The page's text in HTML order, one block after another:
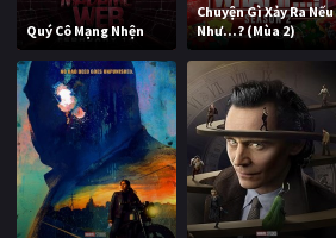
Quý Cô Mạng Nhện
Chuyện Gì Xảy Ra Nếu
Như...? (Mùa 2)